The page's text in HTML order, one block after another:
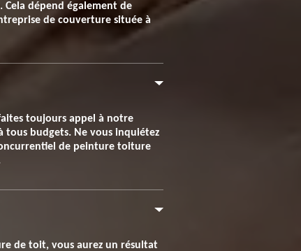
dépend également de
de couverture située à
toujours appel à notre
tous budgets. Ne vous inquiétez
de peinture toiture
de toit, vous aurez un résultat